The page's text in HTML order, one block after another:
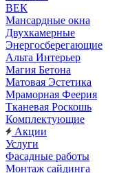
ВЕК
Мансардные окна
Двухкамерные
Энергосберегающие
Альта Интерьер
Магия Бетона
Матовая Эстетика
Мраморная Феерия
Тканевая Роскошь
Комплектующие
Акции
Услуги
Фасадные работы
Монтаж сайдинга